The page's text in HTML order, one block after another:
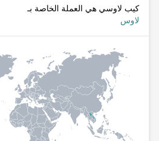
كيب لاوسي هي العملة الخاصة بـ
لاوس